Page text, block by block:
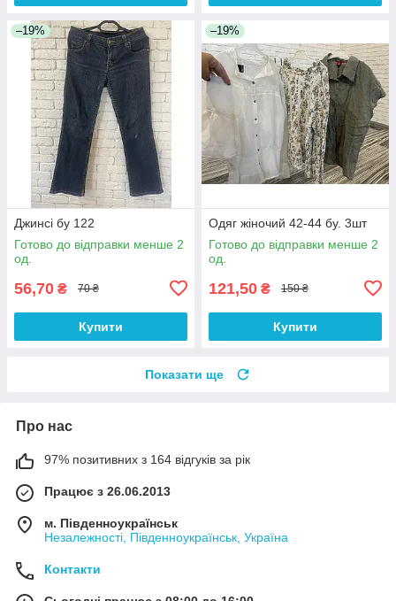
–19%
Джинсі бу 122
Готово до відправки менше 2
од.
56,70 ₴ 70 ₴
Купити
–19%
Одяг жіночий 42-44 бу. 3шт
Готово до відправки менше 2
од.
121,50 ₴ 150 ₴
Купити
Показати ще
Про нас
97% позитивних з 164 відгуків за рік
Працює з 26.06.2013
м. Південноукраїнськ
Незалежності, Південноукраїнськ, Україна
Контакти